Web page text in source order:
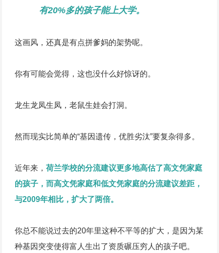
有20%多的孩子能上大学。
这画风，还真是有点拼爹妈的架势呢。
你有可能会觉得，这也没什么好惊讶的。
龙生龙凤生凤，老鼠生娃会打洞。
然而现实比简单的“基因遗传，优胜劣汰”要复杂得多。
近年来，荷兰学校的分流建议更多地高估了高文凭家庭
的孩子，而高文凭家庭和低文凭家庭的分流建议差距，
与2009年相比，扩大了两倍。
你总不能说过去的20年里这种不平等的扩大，是因为某
种基因突变使得富人生出了资质碾压穷人的孩子吧。